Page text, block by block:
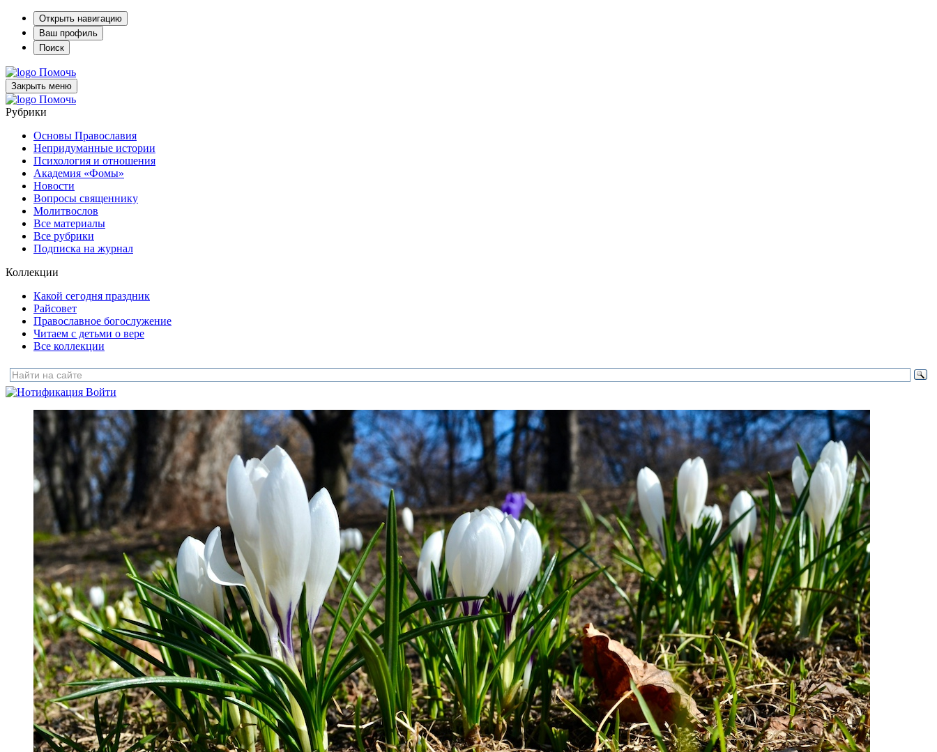
Открыть навигацию
Ваш профиль
Поиск
Помочь
Закрыть меню
Помочь
Рубрики
Основы Православия
Непридуманные истории
Психология и отношения
Академия «Фомы»
Новости
Вопросы священнику
Молитвослов
Все материалы
Все рубрики
Подписка на журнал
Коллекции
Какой сегодня праздник
Райсовет
Православное богослужение
Читаем с детьми о вере
Все коллекции
Войти